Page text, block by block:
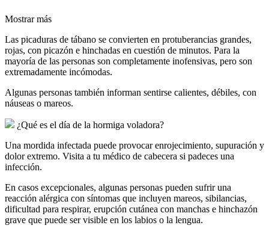
Mostrar más
Las picaduras de tábano se convierten en protuberancias grandes,
rojas, con picazón e hinchadas en cuestión de minutos. Para la
mayoría de las personas son completamente inofensivas, pero son
extremadamente incómodas.
Algunas personas también informan sentirse calientes, débiles, con
náuseas o mareos.
¿Qué es el día de la hormiga voladora?
Una mordida infectada puede provocar enrojecimiento, supuración y
dolor extremo. Visita a tu médico de cabecera si padeces una
infección.
En casos excepcionales, algunas personas pueden sufrir una
reacción alérgica con síntomas que incluyen mareos, sibilancias,
dificultad para respirar, erupción cutánea con manchas e hinchazón
grave que puede ser visible en los labios o la lengua.